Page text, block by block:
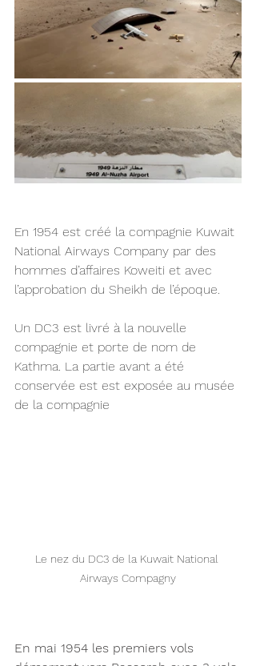
En 1954 est créé la compagnie Kuwait
National Airways Company par des
hommes d’affaires Koweiti et avec
l’approbation du Sheikh de l’époque.
Un DC3 est livré à la nouvelle
compagnie et porte de nom de
Kathma. La partie avant a été
conservée est est exposée au musée
de la compagnie
Le nez du DC3 de la Kuwait National
Airways Compagny
En mai 1954 les premiers vols